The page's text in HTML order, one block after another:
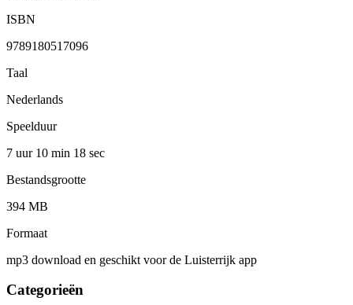
ISBN
9789180517096
Taal
Nederlands
Speelduur
7 uur 10 min 18 sec
Bestandsgrootte
394 MB
Formaat
mp3 download en geschikt voor de Luisterrijk app
Categorieën